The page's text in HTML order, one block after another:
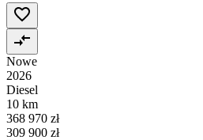
Nowe
2026
Diesel
10 km
368 970 zł
309 900 zł